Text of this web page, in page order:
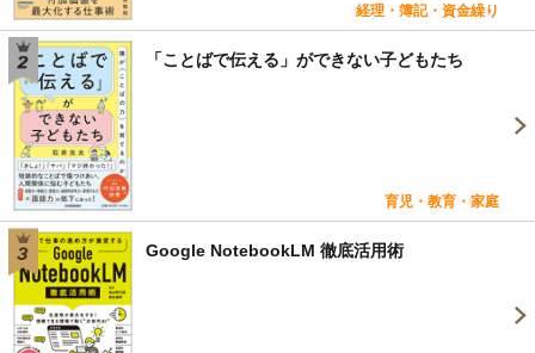
経理・簿記・資金繰り
「ことばで伝える」ができない子どもたち
育児・教育・家庭
Google NotebookLM 徹底活用術